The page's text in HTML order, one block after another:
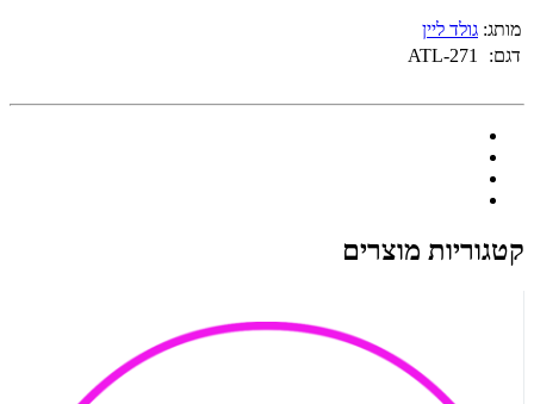
מותג: גולד ליין
דגם:
ATL-271
קטגוריות מוצרים